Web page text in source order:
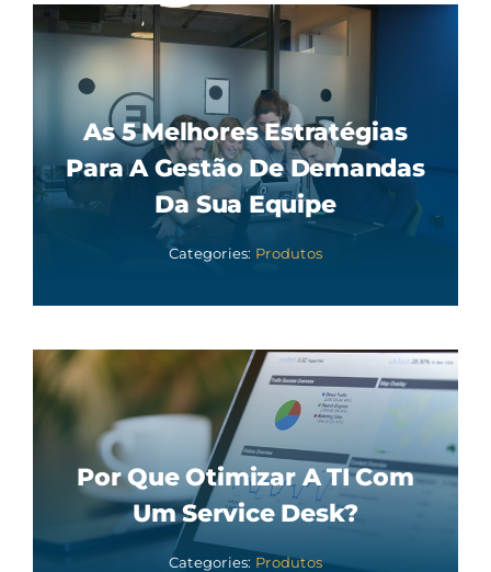
As 5 Melhores Estratégias
Para A Gestão De Demandas
Da Sua Equipe
Categories: Produtos
Por Que Otimizar A TI Com
Um Service Desk?
Categories: Produtos